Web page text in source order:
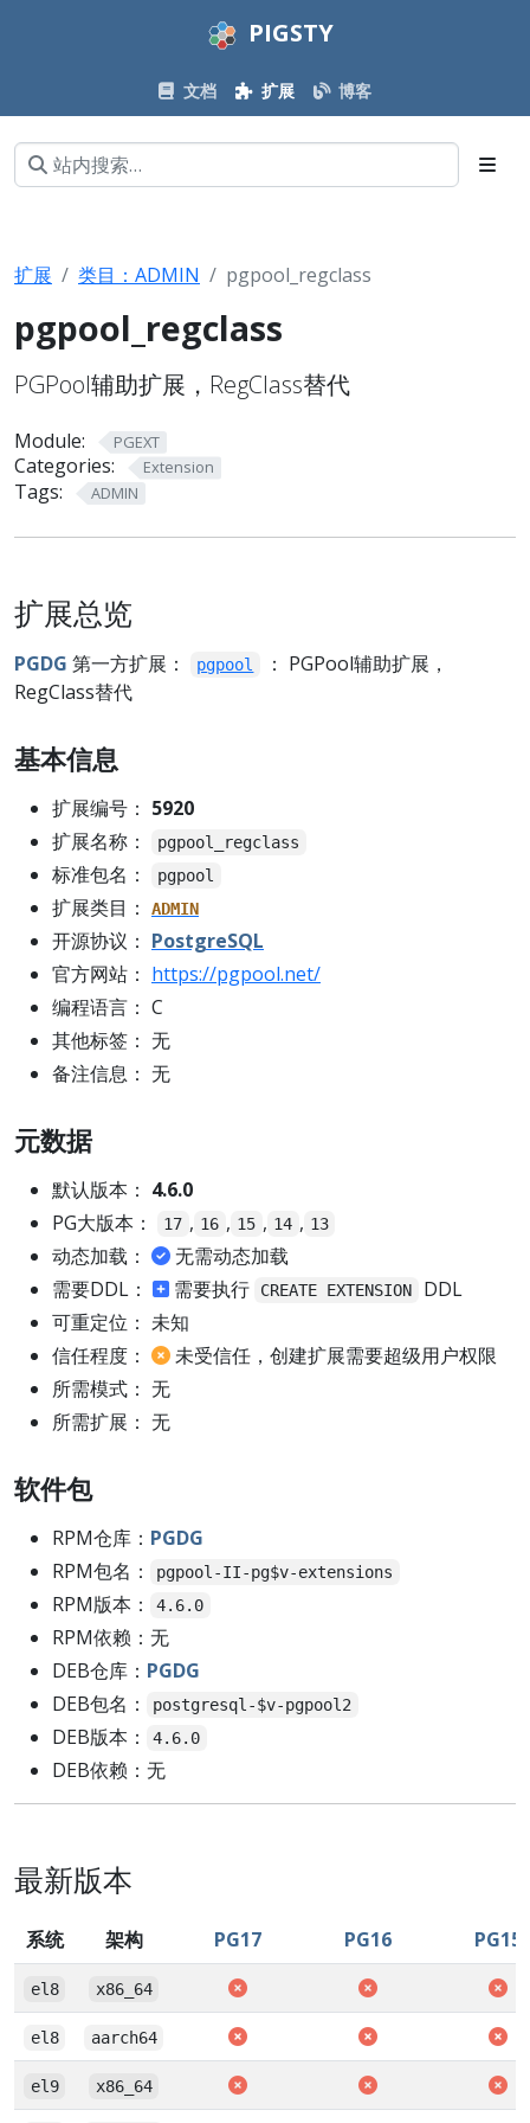
PIGSTY
文档 扩展 博客
扩展 类目：ADMIN pgpool_regclass
pgpool_regclass
PGPool辅助扩展，RegClass替代
Module: PGEXT
Categories: Extension
Tags: ADMIN
扩展总览
PGDG 第一方扩展： pgpool
： PGPool辅助扩展，
RegClass替代
基本信息
扩展编号： 5920
扩展名称：
pgpool_regclass
标准包名： pgpool
扩展类目： ADMIN
开源协议： PostgreSQL
官方网站： https://pgpool.net/
编程语言： C
其他标签： 无
备注信息： 无
元数据
默认版本： 4.6.0
PG大版本：
17 , 16 , 15 , 14 , 13
动态加载：
无需动态加载
需要DDL：
需要执行 CREATE EXTENSION
DDL
可重定位： 未知
信任程度：
未受信任，创建扩展需要超级用户权限
所需模式： 无
所需扩展： 无
软件包
RPM仓库： PGDG
RPM包名：
pgpool-II-pg$v-extensions
RPM版本： 4.6.0
RPM依赖：无
DEB仓库： PGDG
DEB包名：
postgresql-$v-pgpool2
DEB版本： 4.6.0
DEB依赖：无
最新版本
系统 架构 PG17 PG16 PG15
el8 x86_64
el8 aarch64
el9 x86_64